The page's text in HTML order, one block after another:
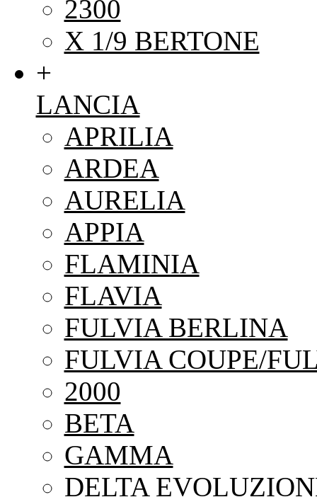
2300
X 1/9 BERTONE
+
LANCIA
APRILIA
ARDEA
AURELIA
APPIA
FLAMINIA
FLAVIA
FULVIA BERLINA
FULVIA COUPE/
2000
BETA
GAMMA
DELTA